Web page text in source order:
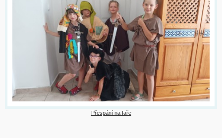
Přespání na faře